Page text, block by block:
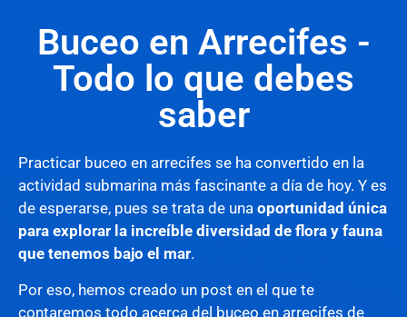
Buceo en Arrecifes -
Todo lo que debes
saber
Practicar buceo en arrecifes se ha convertido en la
actividad submarina más fascinante a día de hoy. Y es
de esperarse, pues se trata de una oportunidad única
para explorar la increíble diversidad de flora y fauna
que tenemos bajo el mar.
Por eso, hemos creado un post en el que te
contaremos todo acerca del buceo en arrecifes de